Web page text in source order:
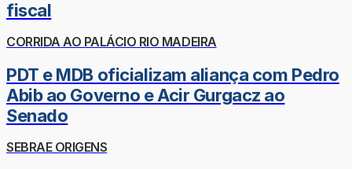
fiscal
CORRIDA AO PALÁCIO RIO MADEIRA
PDT e MDB oficializam aliança com Pedro
Abib ao Governo e Acir Gurgacz ao
Senado
SEBRAE ORIGENS